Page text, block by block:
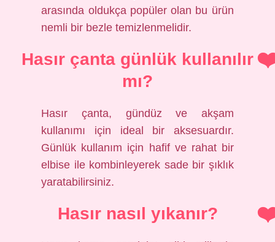
arasında oldukça popüler olan bu ürün
nemli bir bezle temizlenmelidir.
Hasır çanta günlük kullanılır
mı?
Hasır çanta, gündüz ve akşam
kullanımı için ideal bir aksesuardır.
Günlük kullanım için hafif ve rahat bir
elbise ile kombinleyerek sade bir şıklık
yaratabilirsiniz.
Hasır nasıl yıkanır?